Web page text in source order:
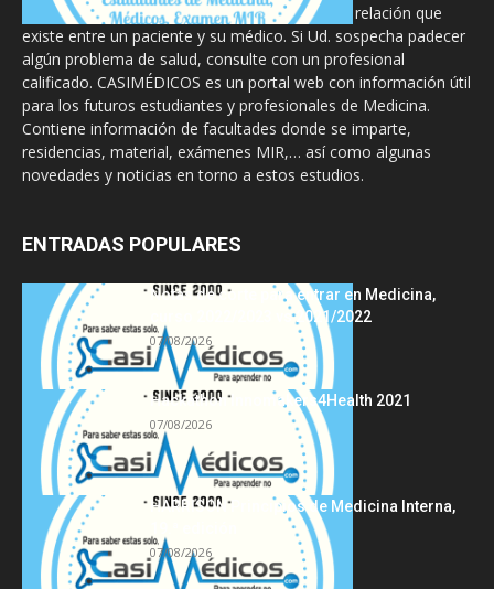
diseñado para complementar, no substituir, la relación que
existe entre un paciente y su médico. Si Ud. sospecha padecer
algún problema de salud, consulte con un profesional
calificado. CASIMÉDICOS es un portal web con información útil
para los futuros estudiantes y profesionales de Medicina.
Contiene información de facultades donde se imparte,
residencias, material, exámenes MIR,… así como algunas
novedades y noticias en torno a estos estudios.
ENTRADAS POPULARES
Notas de corte para entrar en Medicina,
curso 2022/2023 vs 2021/2022
07/08/2026
Hackathon Innomakers4Health 2021
07/08/2026
HARRISON Principios de Medicina Interna,
07/08/2026